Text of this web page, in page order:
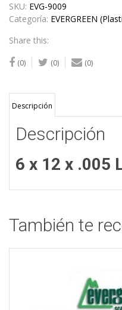
SKU: EVG-9009
Categoría: EVERGREEN
Share this:
(0) (0) (0)
Descripción
Descripción
6 x 12 x .005
También te